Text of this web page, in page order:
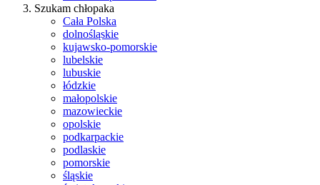
Szukam chłopaka
Cała Polska
dolnośląskie
kujawsko-pomorskie
lubelskie
lubuskie
łódzkie
małopolskie
mazowieckie
opolskie
podkarpackie
podlaskie
pomorskie
śląskie